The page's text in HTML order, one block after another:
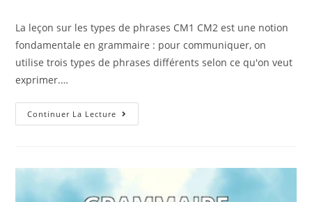
La leçon sur les types de phrases CM1 CM2 est une notion
fondamentale en grammaire : pour communiquer, on
utilise trois types de phrases différents selon ce qu'on veut
exprimer.…
Continuer La Lecture